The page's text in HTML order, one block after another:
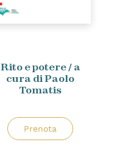
Rito e potere / a
cura di Paolo
Tomatis
Prenota